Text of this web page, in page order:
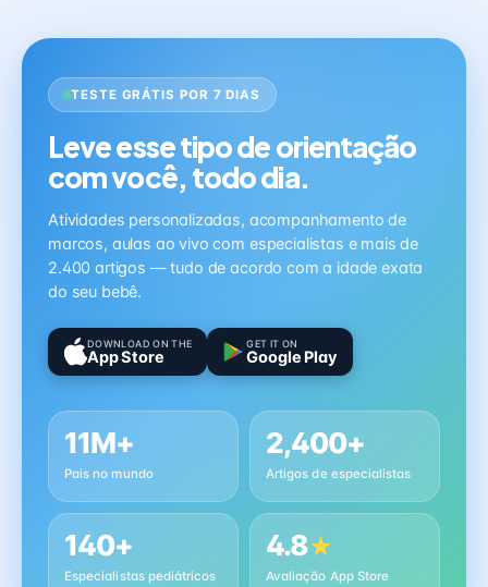
TESTE GRÁTIS POR 7 DIAS
Leve esse tipo de orientação
com você, todo dia.
Atividades personalizadas, acompanhamento de
marcos, aulas ao vivo com especialistas e mais de
2.400 artigos — tudo de acordo com a idade exata
do seu bebê.
DOWNLOAD ON THE
App Store
GET IT ON
Google Play
11M+
Pais no mundo
2,400+
Artigos de especialistas
140+
Especialistas pediátricos
4.8★
Avaliação App Store